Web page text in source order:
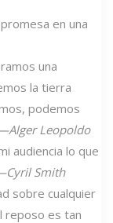
en una
una
la tierra
podemos
Leopoldo
audiencia lo que
Smith
sobre cualquier
reposo es tan